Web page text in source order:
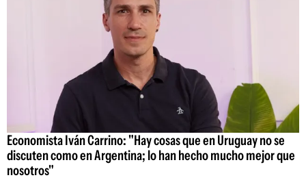
Economista Iván Carrino: "Hay cosas que en Uruguay no se
discuten como en Argentina; lo han hecho mucho mejor que
nosotros"